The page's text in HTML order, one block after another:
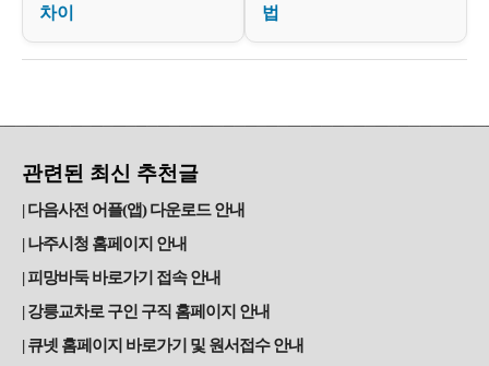
차이
법
관련된 최신 추천글
다음사전 어플(앱) 다운로드 안내
나주시청 홈페이지 안내
피망바둑 바로가기 접속 안내
강릉교차로 구인 구직 홈페이지 안내
큐넷 홈페이지 바로가기 및 원서접수 안내